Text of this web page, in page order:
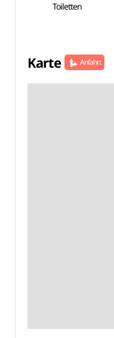
Toiletten
Karte Anfahrt